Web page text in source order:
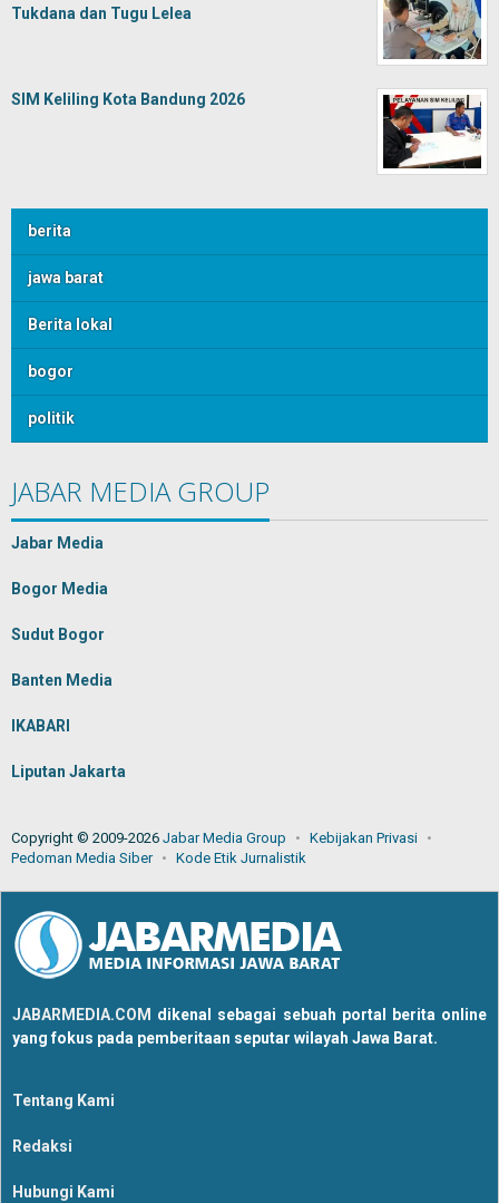
Tukdana dan Tugu Lelea
SIM Keliling Kota Bandung 2026
berita
jawa barat
Berita lokal
bogor
politik
JABAR MEDIA GROUP
Jabar Media
Bogor Media
Sudut Bogor
Banten Media
IKABARI
Liputan Jakarta
Copyright © 2009-2026 Jabar Media Group
Kebijakan Privasi
Pedoman Media Siber
Kode Etik Jurnalistik
JABARMEDIA.COM dikenal sebagai sebuah portal berita online
yang fokus pada pemberitaan seputar wilayah Jawa Barat.
Tentang Kami
Redaksi
Hubungi Kami